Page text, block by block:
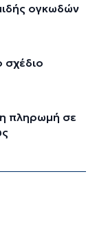
ογκωδών
σχέδιο
πληρωμή σε
μόνο σε